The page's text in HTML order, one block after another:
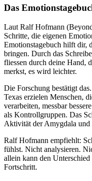
Das
Laut Ralf Hofmann
Schritte, die eigenen
Emotionstagebuch hilft dir,
bringen. Durch das
fliessen durch deine Hand,
merkst, es wird leichter.
Die Forschung bestätigt
Texas erzielen Menschen,
verarbeiten, messbar
als Kontrollgruppen. Das
Aktivität der Amygdala und
Ralf Hofmann empfiehlt:
fühlst. Nicht analysieren.
allein kann den
Fortschritt.